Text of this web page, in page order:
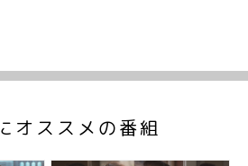
オススメの番組